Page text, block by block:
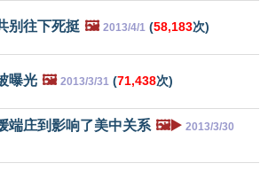
别往下死挺 🖼️ 2013/4/1 (58,183次)
曝光 🖼️ 2013/3/31 (71,438次)
端庄到影响了美中关系 🖼️▶️ 2013/3/30